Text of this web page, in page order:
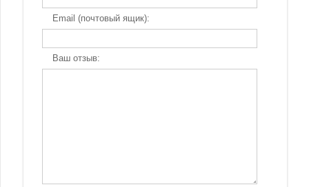
Email (почтовый ящик):
Ваш отзыв: